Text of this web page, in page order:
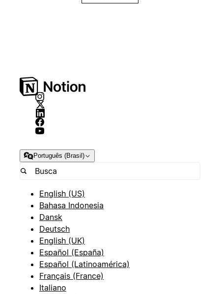
Português (Brasil)
English (US)
Bahasa Indonesia
Dansk
Deutsch
English (UK)
Español (España)
Español (Latinoamérica)
Français (France)
Italiano